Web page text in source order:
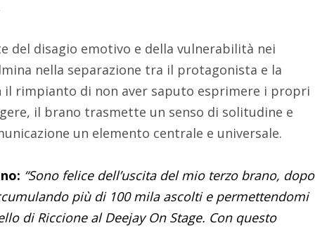
del disagio emotivo e della vulnerabilità nei
nella separazione tra il protagonista e la
il rimpianto di non aver saputo esprimere i propri
il brano trasmette un senso di solitudine e
un elemento centrale e universale.
“Sono felice dell’uscita del mio terzo brano, dopo
più di 100 mila ascolti e permettendomi
di Riccione al Deejay On Stage. Con questo